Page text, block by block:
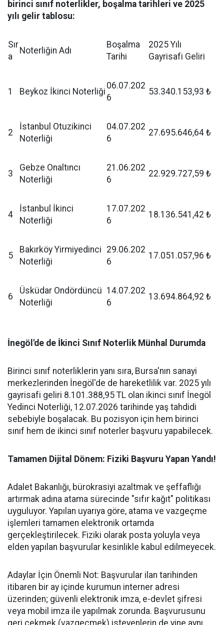
birinci sınıf noterlikler, boşalma tarihleri ve 2025
yılı gelir tablosu:
Sır
a
Noterliğin Adı
Boşalma
Tarihi
2025 Yılı
Gayrisafi Geliri
1 Beykoz İkinci Noterliği
06.07.202
6
53.340.153,93 ₺
2
İstanbul Otuzikinci
Noterliği
04.07.202
6
27.695.646,64 ₺
3
Gebze Onaltıncı
Noterliği
21.06.202
6
22.929.727,59 ₺
4
İstanbul İkinci
Noterliği
17.07.202
6
18.136.541,42 ₺
5
Bakırköy Yirmiyedinci
Noterliği
29.06.202
6
17.051.057,96 ₺
6
Üsküdar Ondördüncü
Noterliği
14.07.202
6
13.694.864,92 ₺
İnegöl'de de İkinci Sınıf Noterlik Münhal Durumda
Birinci sınıf noterliklerin yanı sıra, Bursa'nın sanayi
merkezlerinden İnegöl'de de hareketlilik var. 2025 yılı
gayrisafi geliri 8.101.388,95 TL olan ikinci sınıf İnegöl
Yedinci Noterliği, 12.07.2026 tarihinde yaş tahdidi
sebebiyle boşalacak. Bu pozisyon için hem birinci
sınıf hem de ikinci sınıf noterler başvuru yapabilecek.
Tamamen Dijital Dönem: Fiziki Başvuru Yapan Yandı!
Adalet Bakanlığı, bürokrasiyi azaltmak ve şeffaflığı
artırmak adına atama sürecinde "sıfır kağıt" politikası
uyguluyor. Yapılan uyarıya göre, atama ve vazgeçme
işlemleri tamamen elektronik ortamda
gerçekleştirilecek. Fiziki olarak posta yoluyla veya
elden yapılan başvurular kesinlikle kabul edilmeyecek.
Adaylar İçin Önemli Not: Başvurular ilan tarihinden
itibaren bir ay içinde kurumun interner adresi
üzerinden; güvenli elektronik imza, e-devlet şifresi
veya mobil imza ile yapılmak zorunda. Başvurusunu
geri çekmek (vazgeçmek) isteyenlerin de yine aynı